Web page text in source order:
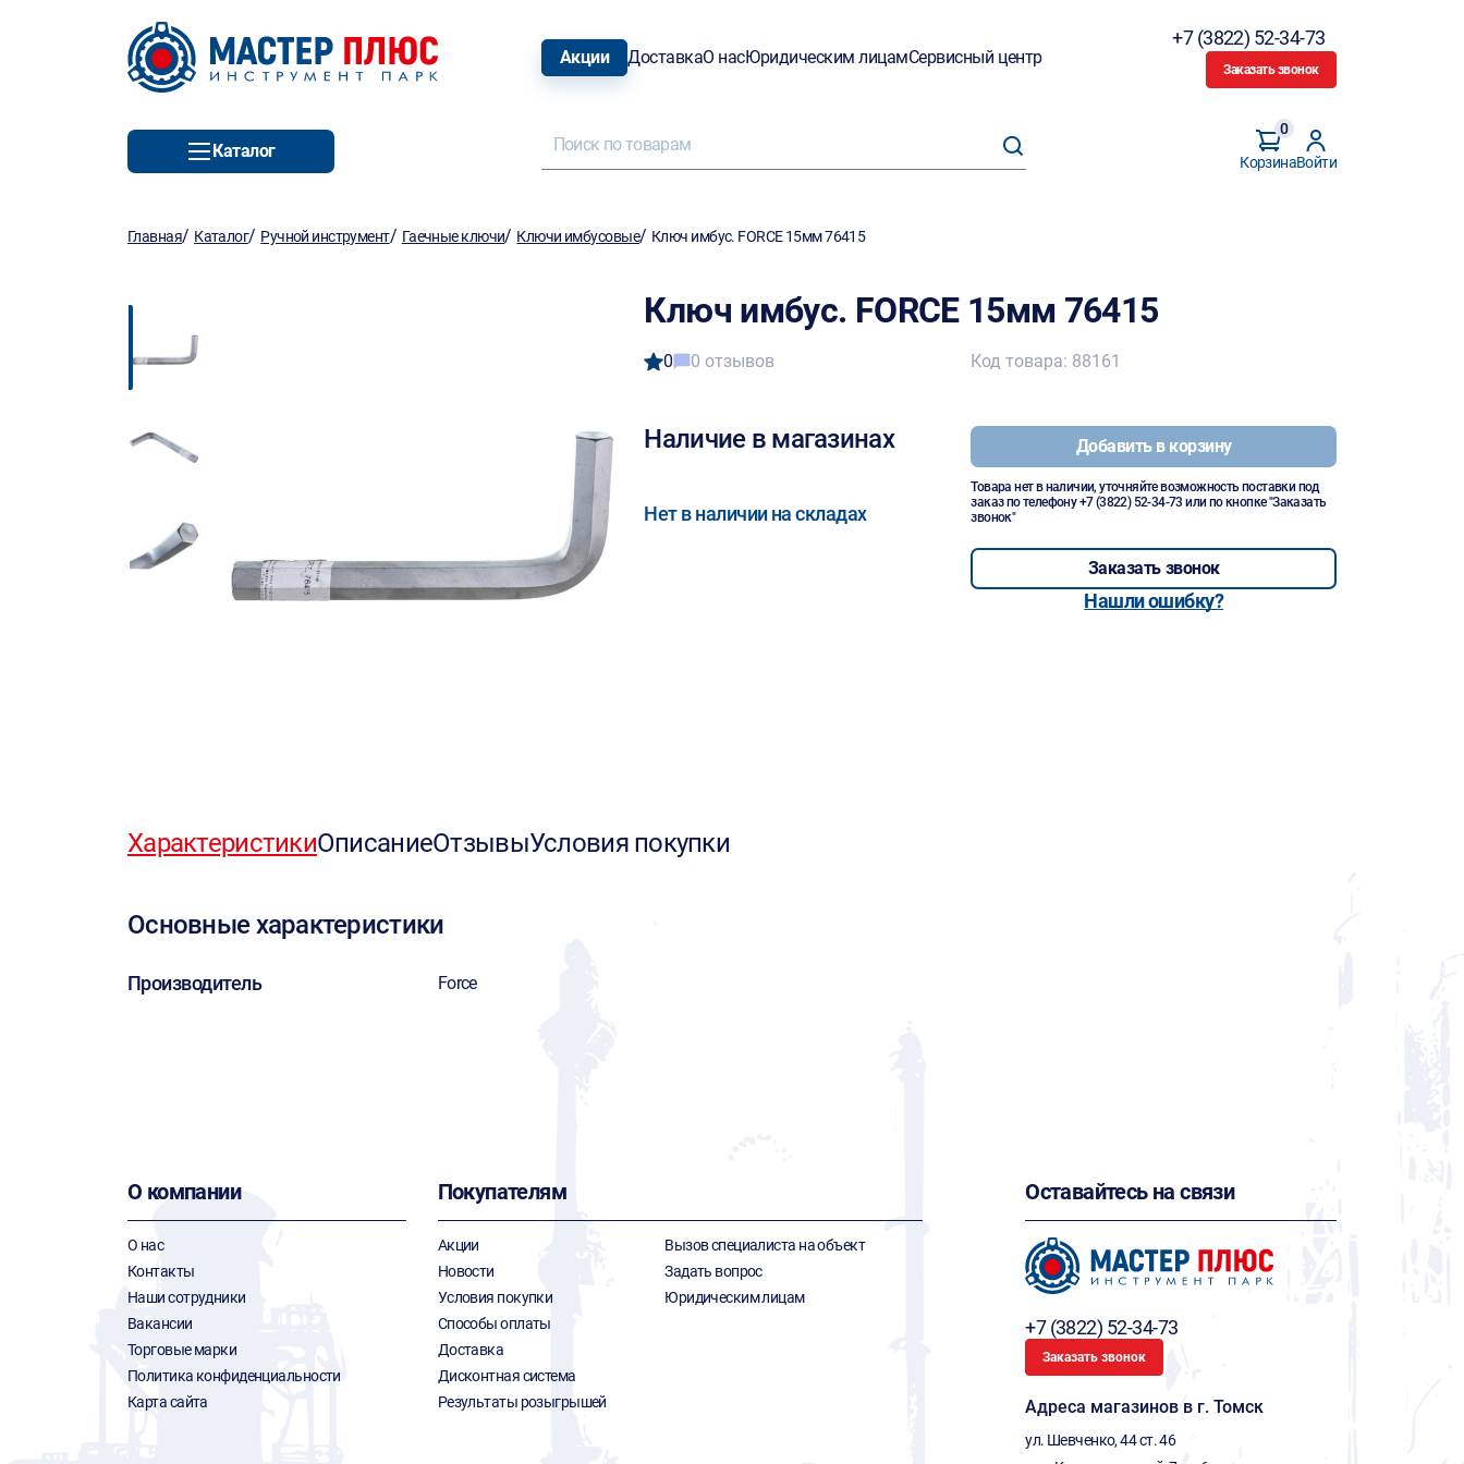
Акции ДоставкаО насЮридическим лицамСервисный центр
+7 (3822) 52-34-73
Заказать звонок
Каталог
Корзина
0
Войти
Главная/ Каталог/ Ручной инструмент/ Гаечные ключи/ Ключи имбусовые/ Ключ имбус. FORCE 15мм 76415
Ключ имбус. FORCE 15мм 76415
0 0 отзывов
Наличие в магазинах
Нет в наличии на складах
Код товара: 88161
Добавить в корзину
Товара нет в наличии, уточняйте возможность поставки под
заказ по телефону+7 (3822) 52-34-73 или по кнопке "Заказать
звонок"
Заказать звонок
Нашли ошибку?
ХарактеристикиОписаниеОтзывыУсловия покупки
Основные характеристики
Производитель Force
О компании
О нас
Контакты
Наши сотрудники
Вакансии
Торговые марки
Политика конфиденциальности
Карта сайта
Покупателям
Акции
Новости
Условия покупки
Способы оплаты
Доставка
Дисконтная система
Результаты розыгрышей
Вызов специалиста на объект
Задать вопрос
Юридическим лицам
Оставайтесь на связи
+7 (3822) 52-34-73
Заказать звонок
Адреса магазинов в г. Томск
ул. Шевченко, 44 ст. 46